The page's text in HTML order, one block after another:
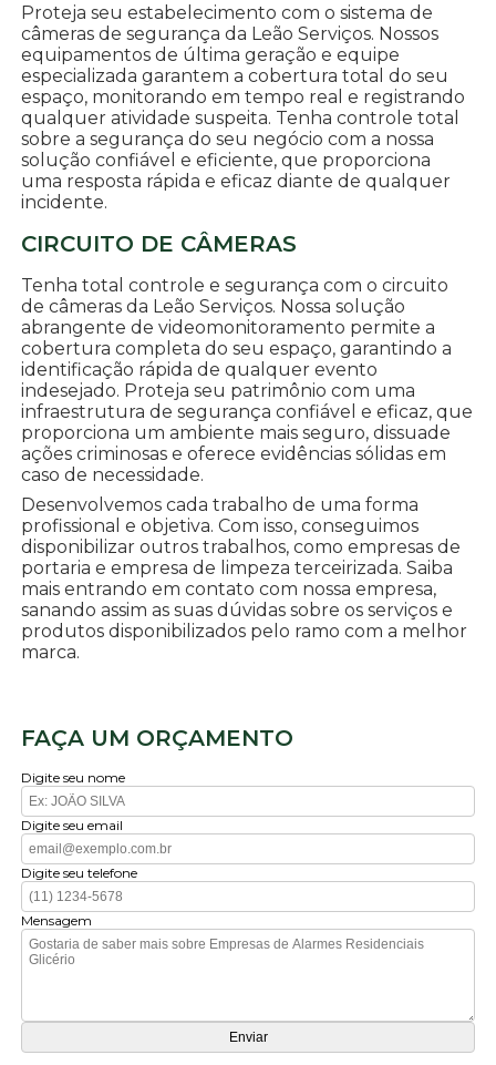
Proteja seu estabelecimento com o sistema de
câmeras de segurança da Leão Serviços. Nossos
equipamentos de última geração e equipe
especializada garantem a cobertura total do seu
espaço, monitorando em tempo real e registrando
qualquer atividade suspeita. Tenha controle total
sobre a segurança do seu negócio com a nossa
solução confiável e eficiente, que proporciona
uma resposta rápida e eficaz diante de qualquer
incidente.
CIRCUITO DE CÂMERAS
Tenha total controle e segurança com o circuito
de câmeras da Leão Serviços. Nossa solução
abrangente de videomonitoramento permite a
cobertura completa do seu espaço, garantindo a
identificação rápida de qualquer evento
indesejado. Proteja seu patrimônio com uma
infraestrutura de segurança confiável e eficaz, que
proporciona um ambiente mais seguro, dissuade
ações criminosas e oferece evidências sólidas em
caso de necessidade.
Desenvolvemos cada trabalho de uma forma
profissional e objetiva. Com isso, conseguimos
disponibilizar outros trabalhos, como empresas de
portaria e empresa de limpeza terceirizada. Saiba
mais entrando em contato com nossa empresa,
sanando assim as suas dúvidas sobre os serviços e
produtos disponibilizados pelo ramo com a melhor
marca.
FAÇA UM ORÇAMENTO
Digite seu nome
Digite seu email
Digite seu telefone
Mensagem